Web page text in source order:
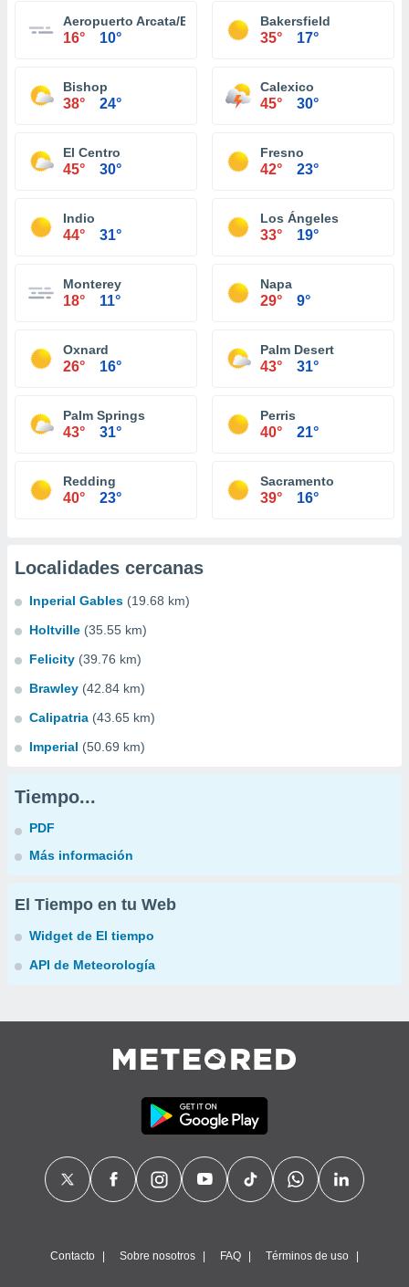
Aeropuerto Arcata/Eureka
16° 10°
Bakersfield
35° 17°
Bishop
38° 24°
Calexico
45° 30°
El Centro
45° 30°
Fresno
42° 23°
Indio
44° 31°
Los Ángeles
33° 19°
Monterey
18° 11°
Napa
29° 9°
Oxnard
26° 16°
Palm Desert
43° 31°
Palm Springs
43° 31°
Perris
40° 21°
Redding
40° 23°
Sacramento
39° 16°
Localidades cercanas
Inperial Gables (19.68 km)
Holtville (35.55 km)
Felicity (39.76 km)
Brawley (42.84 km)
Calipatria (43.65 km)
Imperial (50.69 km)
Tiempo...
PDF
Más información
El Tiempo en tu Web
Widget de El tiempo
API de Meteorología
Contacto Sobre nosotros FAQ Términos de uso